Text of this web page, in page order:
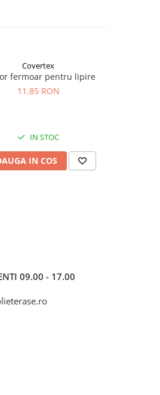
Covertex
fermoar pentru lipire
11,85 RON
IN STOC
IN COS
09.00 - 17.00